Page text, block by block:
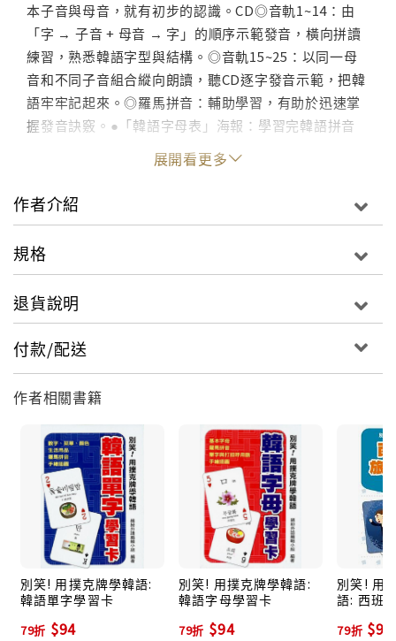
本子音與母音，就有初步的認識。CD◎音軌1~14：由
「字 → 子音 + 母音 → 字」的順序示範發音，橫向拼讀
練習，熟悉韓語字型與結構。◎音軌15~25：以同一母
音和不同子音組合縱向朗讀，聽CD逐字發音示範，把韓
語牢牢記起來。◎羅馬拼音：輔助學習，有助於迅速掌
握發音訣竅。●「韓語字母表」海報：學習完韓語拼音
後，就能更進階練習基本單字，本字母表除了有子音與
字的再次練習之外，還有初學者該認識的基本生詞，只
要跟著CD唸出上半部的「子音 → 字 → 生詞」，接著唸
下半部的「母音 → 字 → 生詞」，可強化印象、練習發
子音子音名稱：韓語子音名稱的正確唸法。字：子音加
看！順便記下生活中的常用詞彙。◎母音：10個韓語基
一唸。生詞：唸唸看！順便記下生活中的常用詞彙。就
是這麼簡單！把雙海報貼在天花板上，躺著就可以
背！，貼在牆上，健身就可以背！貼在鏡子旁，照鏡子
也可以背！特殊的防潑水設計，就算您貼在洗手間，還
是可以背！甚至可以用手機拍起來，隨時隨地都可以
背！再搭配上由金玟老師錄製的標準發音MP3，學習韓
語不再事倍功半！開開心心，韓語40音就學會了！學韓
語就像學ㄅㄆㄇ一樣，只要學會拼音就能正確唸出每個
字！本書包含2張大型全彩海報，以及1張CD，運用海報
＋CD，3個步驟，讓你輕鬆開口說韓語！開口說韓語，
原來可以這麼簡單！◎看一看字母表＋拼音表，2張海報
就可以讓您完整學會字母與單字！◎聽一聽跟著金玟老
師字正腔圓的首爾腔，幫助您打下良好的發音基礎！◎
展開看更多
作者介紹
規格
退貨說明
付款/配送
作者相關書籍
別笑! 用撲克牌學韓語:
韓語單字學習卡
79折 $94
別笑! 用撲克牌學韓語:
韓語字母學習卡
79折 $94
別笑! 用
語: 西班
79折 $94